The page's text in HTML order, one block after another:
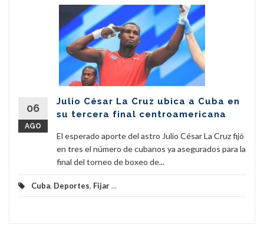
06
AGO
Julio César La Cruz ubica a Cuba en
su tercera final centroamericana
El esperado aporte del astro Julio César La Cruz fijó
en tres el número de cubanos ya asegurados para la
final del torneo de boxeo de...
Cuba, Deportes, Fijar...